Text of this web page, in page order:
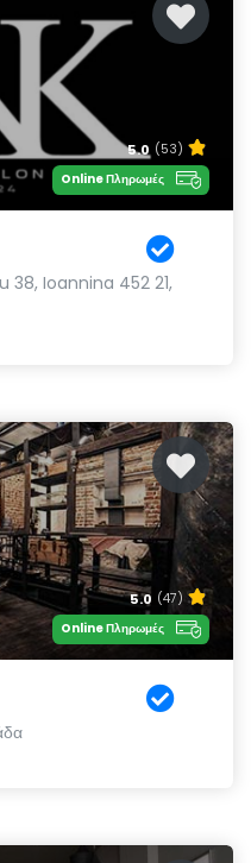
5.0 (53)
Online Πληρωμές
38, Ioannina 452 21,
5.0 (47)
Online Πληρωμές